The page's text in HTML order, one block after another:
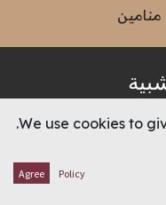
ساج ، أ بواب ميبل
We use cookies to
Policy
Agree